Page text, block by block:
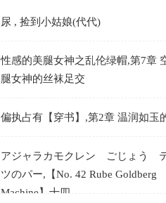
尿 , 捡到小姑娘(代代)
性感的美腿女神之乱伦绿帽,第7章
腿女神的丝袜足交
偏执占有【穿书】,第2章 温润如玉
アジャラカモクレン ごじょう
ツのパー,【No. 42 Rube Goldberg
Machine】十四